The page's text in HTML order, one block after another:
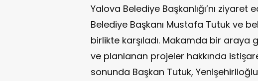
Yalova Belediye Başkanlığı’nı ziyaret
Belediye Başkanı Mustafa Tutuk ve
birlikte karşıladı. Makamda bir araya
ve planlanan projeler hakkında
sonunda Başkan Tutuk,